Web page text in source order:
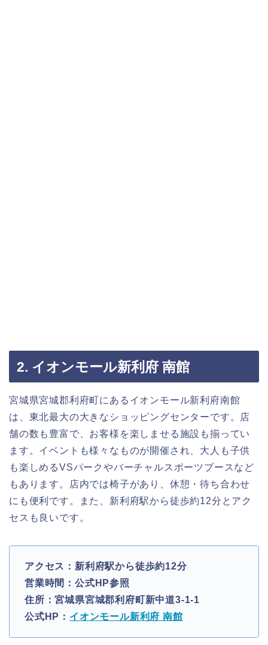
2. イオンモール新利府 南館
宮城県宮城郡利府町にあるイオンモール新利府南館
は、東北最大の大きなショッピングセンターです。店
舗の数も豊富で、お客様を楽しませる施設も揃ってい
ます。イベントも様々なものが開催され、大人も子供
も楽しめるVSパークやバーチャルスポーツブースなど
もあります。店内では椅子があり、休憩・待ち合わせ
にも便利です。また、新利府駅から徒歩約12分とアク
セスも良いです。
アクセス：新利府駅から徒歩約12分
営業時間：公式HP参照
住所：宮城県宮城郡利府町新中道3-1-1
公式HP： イオンモール新利府 南館